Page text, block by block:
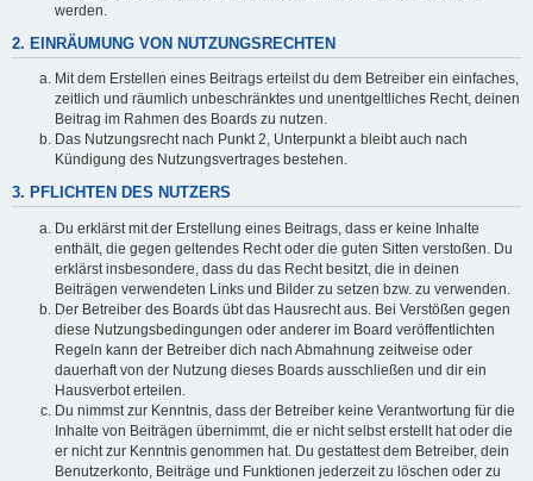
werden.
2. EINRÄUMUNG VON NUTZUNGSRECHTEN
Mit dem Erstellen eines Beitrags erteilst du dem Betreiber ein einfaches,
zeitlich und räumlich unbeschränktes und unentgeltliches Recht, deinen
Beitrag im Rahmen des Boards zu nutzen.
Das Nutzungsrecht nach Punkt 2, Unterpunkt a bleibt auch nach
Kündigung des Nutzungsvertrages bestehen.
3. PFLICHTEN DES NUTZERS
Du erklärst mit der Erstellung eines Beitrags, dass er keine Inhalte
enthält, die gegen geltendes Recht oder die guten Sitten verstoßen. Du
erklärst insbesondere, dass du das Recht besitzt, die in deinen
Beiträgen verwendeten Links und Bilder zu setzen bzw. zu verwenden.
Der Betreiber des Boards übt das Hausrecht aus. Bei Verstößen gegen
diese Nutzungsbedingungen oder anderer im Board veröffentlichten
Regeln kann der Betreiber dich nach Abmahnung zeitweise oder
dauerhaft von der Nutzung dieses Boards ausschließen und dir ein
Hausverbot erteilen.
Du nimmst zur Kenntnis, dass der Betreiber keine Verantwortung für die
Inhalte von Beiträgen übernimmt, die er nicht selbst erstellt hat oder die
er nicht zur Kenntnis genommen hat. Du gestattest dem Betreiber, dein
Benutzerkonto, Beiträge und Funktionen jederzeit zu löschen oder zu